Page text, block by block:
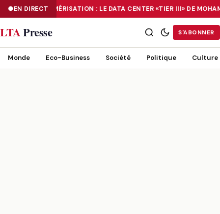
EN DIRECTNUMÉRISATION : LE DATA CENTER «TIER III» DE
NUMÉRISATION : LE DATA CENTER «TIER III» DE MOHAMMADIA, UN
LTAPresse S'ABONNER
Monde Eco-Business Société Politique Culture